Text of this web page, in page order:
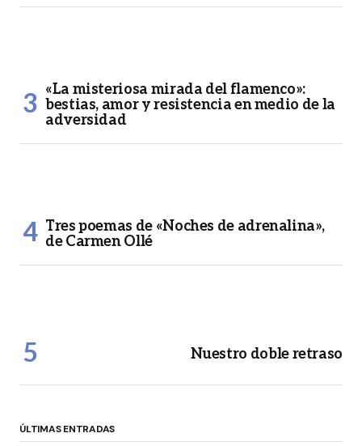
«La misteriosa mirada del flamenco»:
bestias, amor y resistencia en medio de la
adversidad
Tres poemas de «Noches de adrenalina»,
de Carmen Ollé
Nuestro doble retraso
ÚLTIMAS ENTRADAS